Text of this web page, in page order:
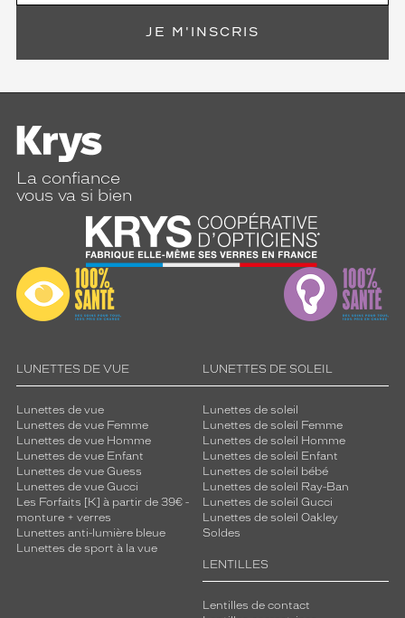
JE M'INSCRIS
La confiance
vous va si bien
LUNETTES DE VUE
Lunettes de vue
Lunettes de vue Femme
Lunettes de vue Homme
Lunettes de vue Enfant
Lunettes de vue Guess
Lunettes de vue Gucci
Les Forfaits [K] à partir de 39€ -
monture + verres
Lunettes anti-lumière bleue
Lunettes de sport à la vue
LUNETTES DE SOLEIL
Lunettes de soleil
Lunettes de soleil Femme
Lunettes de soleil Homme
Lunettes de soleil Enfant
Lunettes de soleil bébé
Lunettes de soleil Ray-Ban
Lunettes de soleil Gucci
Lunettes de soleil Oakley
Soldes
LENTILLES
Lentilles de contact